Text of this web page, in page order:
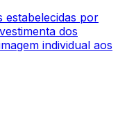
estabelecidas por
dos
individual aos